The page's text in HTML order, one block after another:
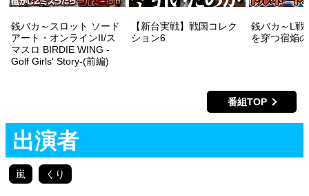
銭バカ～スロット ソード
アート・オンラインII/ス
マスロ BIRDIE WING -
Golf Girls' Story-(前編)
【新台実戦】戦国コレク
ション6
銭バカ～L戦
を穿つ宿焔
番組TOP
出演者
嵐 くり